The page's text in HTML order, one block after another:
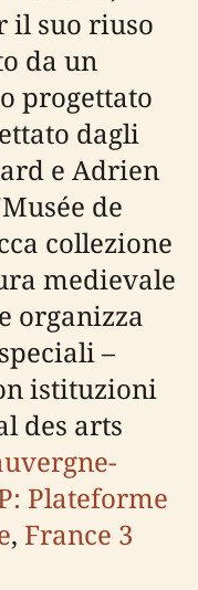
il suo riuso
da un
progettato
dagli
e Adrien
de
collezione
medievale
organizza
–
istituzioni
des arts
Plateforme
, France 3